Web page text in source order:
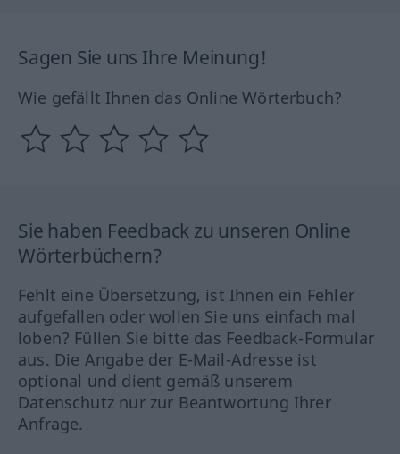
Sagen Sie uns Ihre Meinung!
Wie gefällt Ihnen das Online Wörterbuch?
Sie haben Feedback zu unseren Online
Wörterbüchern?
Fehlt eine Übersetzung, ist Ihnen ein Fehler
aufgefallen oder wollen Sie uns einfach mal
loben? Füllen Sie bitte das Feedback-Formular
aus. Die Angabe der E-Mail-Adresse ist
optional und dient gemäß unserem
Datenschutz nur zur Beantwortung Ihrer
Anfrage.